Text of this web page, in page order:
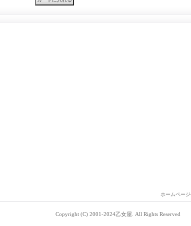
ホームペー
Copyright (C) 2001-2024乙女屋. All Rights Reserved